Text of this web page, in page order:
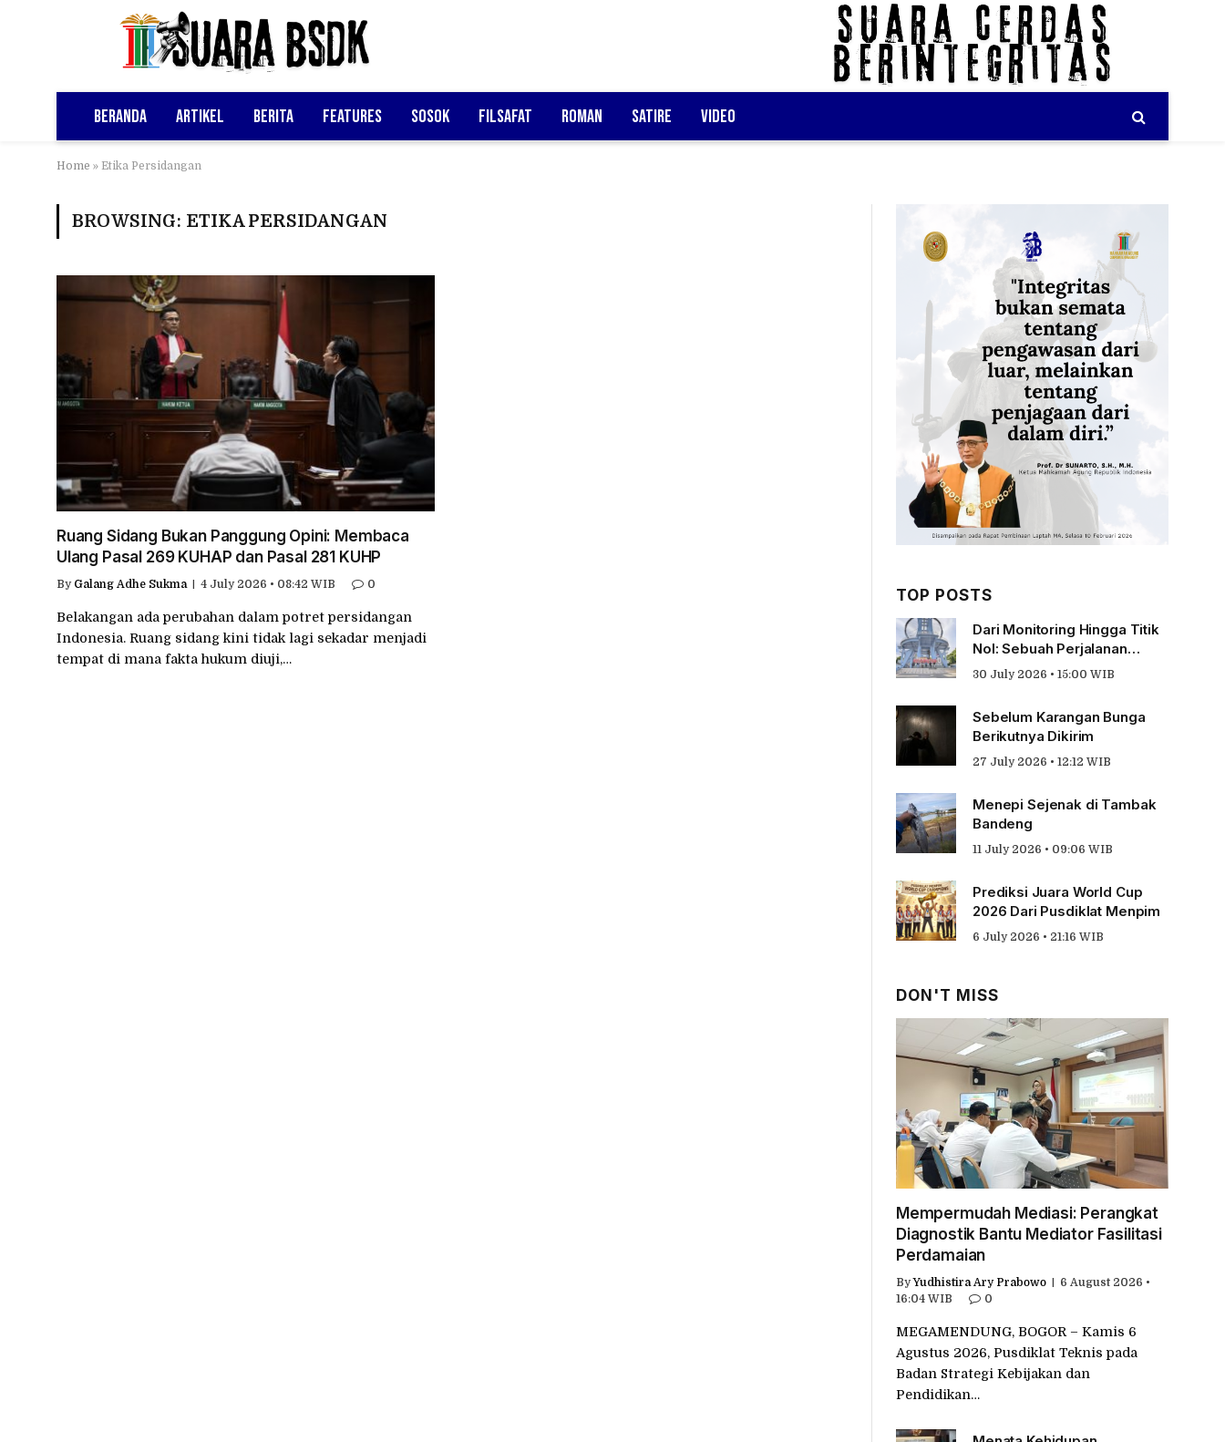
Beranda Artikel Berita Features Sosok Filsafat Roman Satire Video
Home » Etika Persidangan
BROWSING: ETIKA PERSIDANGAN
Ruang Sidang Bukan Panggung Opini: Membaca
Ulang Pasal 269 KUHAP dan Pasal 281 KUHP
By Galang Adhe Sukma 4 July 2026 • 08:42 WIB 0
Belakangan ada perubahan dalam potret persidangan
Indonesia. Ruang sidang kini tidak lagi sekadar menjadi
tempat di mana fakta hukum diuji,…
TOP POSTS
Dari Monitoring Hingga Titik
Nol: Sebuah Perjalanan
Tentang Pengabdian
30 July 2026 • 15:00 WIB
Sebelum Karangan Bunga
Berikutnya Dikirim
27 July 2026 • 12:12 WIB
Menepi Sejenak di Tambak
Bandeng
11 July 2026 • 09:06 WIB
Prediksi Juara World Cup
2026 Dari Pusdiklat Menpim
6 July 2026 • 21:16 WIB
DON'T MISS
Mempermudah Mediasi: Perangkat
Diagnostik Bantu Mediator Fasilitasi
Perdamaian
By Yudhistira Ary Prabowo
6 August 2026 •
16:04 WIB
0
MEGAMENDUNG, BOGOR – Kamis 6
Agustus 2026, Pusdiklat Teknis pada
Badan Strategi Kebijakan dan
Pendidikan…